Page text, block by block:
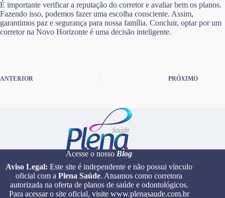
É importante verificar a reputação do corretor e avaliar bem os planos.
Fazendo isso, podemos fazer uma escolha consciente. Assim,
garantimos paz e segurança para nossa família. Concluir, optar por um
corretor na Novo Horizonte é uma decisão inteligente.
ANTERIOR PRÓXIMO
Acesse o nosso Blog
Aviso Legal: Este site é independente e não possui vínculo
oficial com aPlena Saúde. Atuamos como corretora
autorizada na oferta de planos de saúde e odontológicos.
Para acessar o site oficial, visite www.plenasaude.com.br